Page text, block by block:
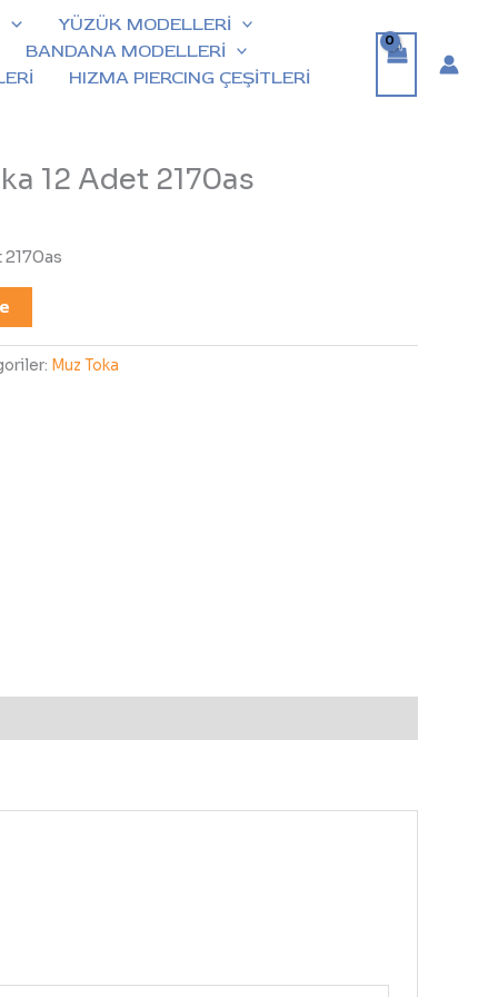
YÜZÜK MODELLERİ
BANDANA MODELLERİ
HIZMA PIERCING ÇEŞİTLERİ
12 Adet 2170as
Muz Toka